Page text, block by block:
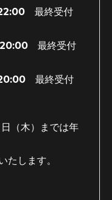
最終受付
最終受付
最終受付
（木）までは年
たします。